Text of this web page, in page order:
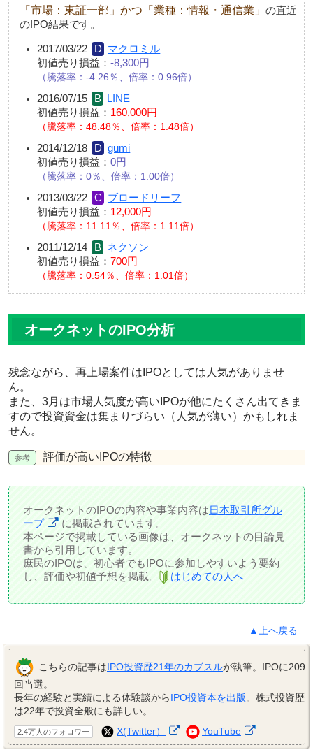
「市場：東証一部」かつ「業種：情報・通信業」 の直近
のIPO結果です。
2017/03/22
マクロミル
初値売り損益： -8,300円
騰落率：-4.26％、倍率：0.96倍
2016/07/15
LINE
初値売り損益： 160,000円
騰落率：48.48％、倍率：1.48倍
2014/12/18
gumi
初値売り損益： 0円
騰落率：0％、倍率：1.00倍
2013/03/22
ブロードリーフ
初値売り損益： 12,000円
騰落率：11.11％、倍率：1.11倍
2011/12/14
ネクソン
初値売り損益： 700円
騰落率：0.54％、倍率：1.01倍
オークネットのIPO分析
残念ながら、 再上場案件はIPOとしては人気がありませ
ん。
また、3月は市場人気度が高いIPOが他にたくさん出てきま
すので投資資金は集まりづらい（人気が薄い）かもしれま
せん。
評価が高いIPOの特徴
オークネットのIPOの内容や事業内容は日本取引所グル
ープ
に掲載されています。
本ページで掲載している画像は、オークネットの目論見
書から引用しています。
庶民のIPOは、初心者でもIPOに参加しやすいよう要約
し、評価や初値予想を掲載。
はじめての人へ
▲上へ戻る
こちらの記事はIPO投資歴21年のカブスルが執筆。IPOに209
回当選。
長年の経験と実績による体験談からIPO投資本を出版。株式投資歴
は22年で投資全般にも詳しい。
2.4万人のフォロワー X(Twitter） YouTube